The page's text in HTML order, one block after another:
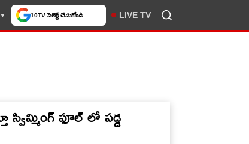
10TV సెలెక్ట్ చేసుకోండి LIVE TV
స్విమ్మింగ్ ఫూల్ లో పడ్డ